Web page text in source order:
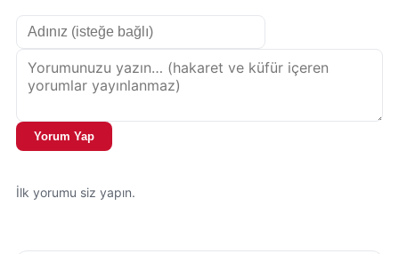
Yorum Yap
İlk yorumu siz yapın.